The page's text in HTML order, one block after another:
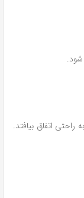
اتفاق بیافتد.